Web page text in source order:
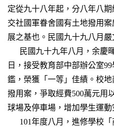
定從九十八年起，分八年八
交社國軍眷舍國有土地撥用
展之基也。民國九十九八月嚴
民國九十九年八月，余慶
日，接受教育部中部辦公室
鑑，榮獲「一等」佳績。校
撥用案，爭取經費500萬元用
球場及停車場，增加學生運
101年度八月，進修學校「